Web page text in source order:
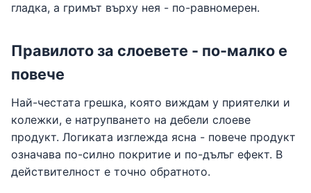
гладка, а гримът върху нея - по-равномерен.
Правилото за слоевете - по-малко е
повече
Най-честата грешка, която виждам у приятелки и
колежки, е натрупването на дебели слоеве
продукт. Логиката изглежда ясна - повече продукт
означава по-силно покритие и по-дълъг ефект. В
действителност е точно обратното.